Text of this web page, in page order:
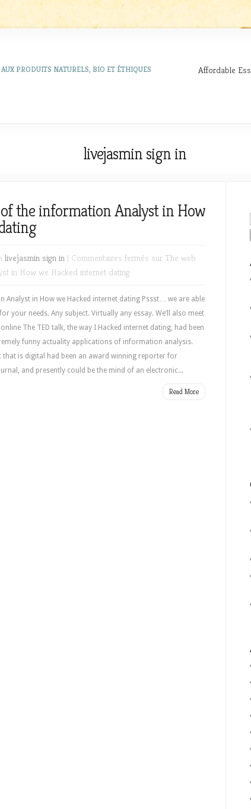
PRODUITS NATURELS, BIO ET ÉTHIQUES Affordable
livejasmin sign in
the information Analyst in How
livejasmin sign in | Commentaires fermés sur The web
in How we Hacked internet dating
Analyst in How we Hacked internet dating Pssst… we are able
your needs. Any subject. Virtually any essay. We’ll also meet
The TED talk, the way I Hacked internet dating, had been
funny actuality applications of information analysis.
that is digital had been an award winning reporter for
and presently could be the mind of an electronic...
Read More